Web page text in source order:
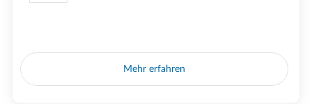
Mehr erfahren